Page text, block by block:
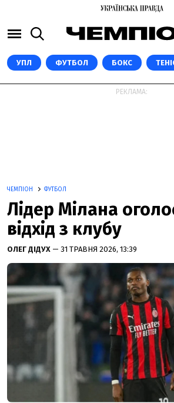
УПЛ ФУТБОЛ БОКС
РЕКЛАМА:
ЧЕМПІОН ФУТБОЛ
Лідер Мілана
відхід з клубу
ОЛЕГ ДІДУХ — 31 ТРАВНЯ 2026, 13:39